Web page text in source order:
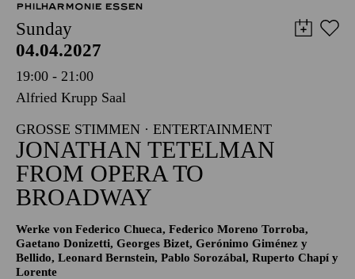
PHILHARMONIE ESSEN
Sunday
04.04.2027
19:00 - 21:00
Alfried Krupp Saal
GROSSE STIMMEN · ENTERTAINMENT
JONATHAN TETELMAN
FROM OPERA TO
BROADWAY
Werke von Federico Chueca, Federico Moreno Torroba,
Gaetano Donizetti, Georges Bizet, Gerónimo Giménez y
Bellido, Leonard Bernstein, Pablo Sorozábal, Ruperto Chapí y
Lorente